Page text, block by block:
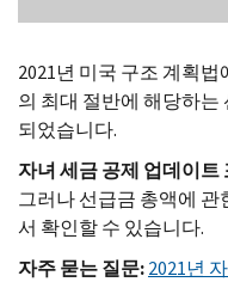
2021년 미국 구조 계획법
의 최대 절반에 해당하
되었습니다.
자녀 세금 공제 업데이트
그러나 선급금 총액에 관
서 확인할 수 있습니다.
자주 묻는 질문:2021년